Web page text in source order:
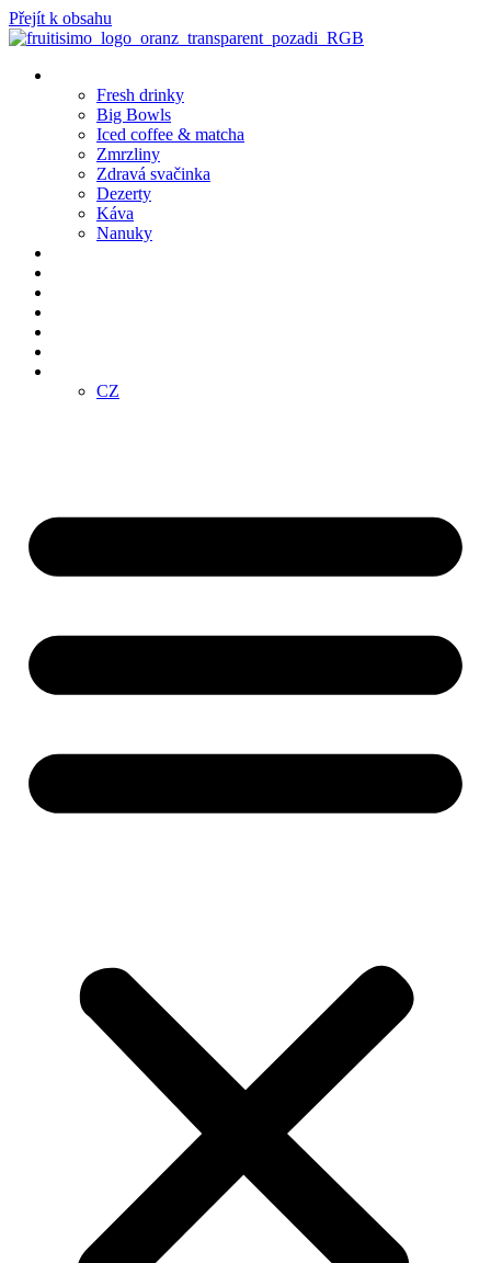
Přejít k obsahu
Fresh drinky
Big Bowls
Iced coffee & matcha
Zmrzliny
Zdravá svačinka
Dezerty
Káva
Nanuky
CZ